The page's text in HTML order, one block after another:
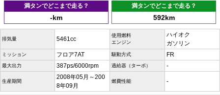
満タンでどこまで走る？
-km
満タンでどこまで走る？
592km
排気量 5461cc
使用燃料
エンジン
ハイオク
ガソリン
ミッション フロア7AT 駆動方式 FR
最大出力 387ps/6000rpm 過給器（ターボ） -
生産期間
2008年05月～200
8年09月
燃費性能 -